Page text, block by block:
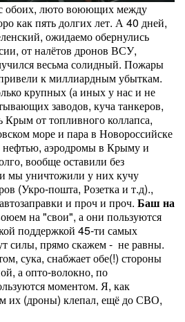
с обоих, люто воюющих между
как пять долгих лет. А 40 дней,
ожидаемо обернулись
от налётов дронов ВСУ,
весьма солидный. Пожары
к миллиардным убыткам.
крупных (а иных у нас и не
заводов, куча танкеров,
Крым от топливного коллапса,
море и пара в Новороссийске
нефтью, аэродромы в Крыму и
вообще оставили без
мы уничтожили у них кучу
(Укро-пошта, Розетка и т.д).,
и проч и проч. Баш на
на "свои", а они пользуются
поддержкой 45-ти самых
силы, прямо скажем - не равны.
сука, снабжает обе(!) стороны
а опто-волокно, по
моментом. Я, как
их (дроны) клепал, ещё до СВО,